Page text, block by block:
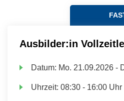
Ausbilder:in
Datum: Mo. 21.09.2026 -
Uhrzeit:08:30 - 16:00 Uhr